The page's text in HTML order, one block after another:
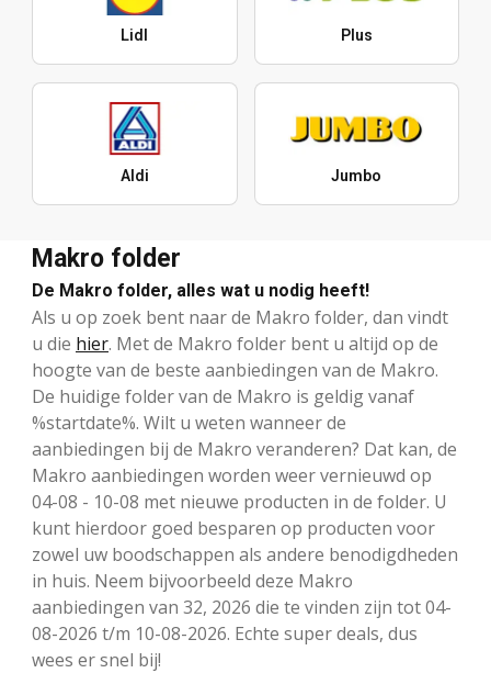
Lidl Plus
Aldi Jumbo
Makro folder
De Makro folder, alles wat u nodig heeft!
Als u op zoek bent naar de Makro folder, dan vindt
u die hier. Met de Makro folder bent u altijd op de
hoogte van de beste aanbiedingen van de Makro.
De huidige folder van de Makro is geldig vanaf
%startdate%. Wilt u weten wanneer de
aanbiedingen bij de Makro veranderen? Dat kan, de
Makro aanbiedingen worden weer vernieuwd op
04-08 - 10-08 met nieuwe producten in de folder. U
kunt hierdoor goed besparen op producten voor
zowel uw boodschappen als andere benodigdheden
in huis. Neem bijvoorbeeld deze Makro
aanbiedingen van 32, 2026 die te vinden zijn tot 04-
08-2026 t/m 10-08-2026. Echte super deals, dus
wees er snel bij!